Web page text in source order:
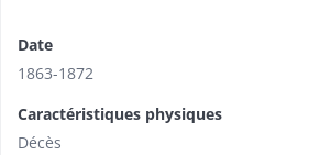
Date
1863-1872
Caractéristiques physiques
Décès